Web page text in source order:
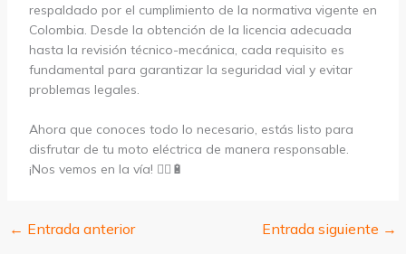
respaldado por el cumplimiento de la normativa vigente en
Colombia. Desde la obtención de la licencia adecuada
hasta la revisión técnico-mecánica, cada requisito es
fundamental para garantizar la seguridad vial y evitar
problemas legales.
Ahora que conoces todo lo necesario, estás listo para
disfrutar de tu moto eléctrica de manera responsable.
¡Nos vemos en la vía! 🚴‍♂️🔋
← Entrada anterior Entrada siguiente →